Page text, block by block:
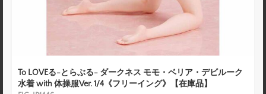
To LOVEる-とらぶる- ダークネス モモ・ベリア・デビルーク
水着 with 体操服Ver. 1/4《フリーイング》【在庫品】